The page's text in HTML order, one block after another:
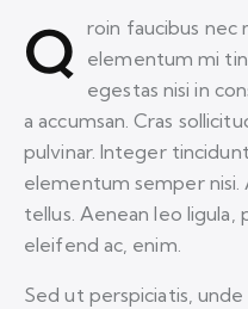
Q roin faucibus nec
elementum mi
egestas nisi in
a accumsan. Cras
pulvinar. Integer
elementum semper
tellus. Aenean leo
eleifend ac, enim.
Sed ut perspiciatis,